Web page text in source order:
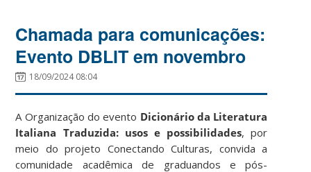
Chamada para comunicações:
Evento DBLIT em novembro
18/09/2024 08:04
A Organização do evento Dicionário da Literatura
Italiana Traduzida: usos e possibilidades, por
meio do projeto Conectando Culturas, convida a
comunidade acadêmica de graduandos e pós-